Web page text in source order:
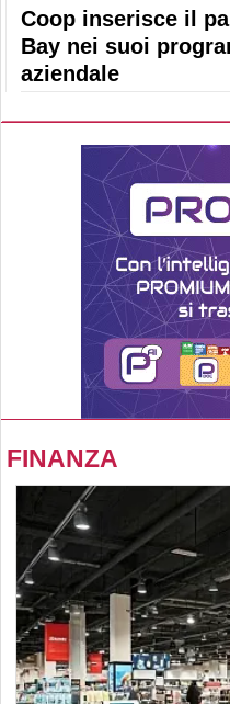
Coop inserisce il
Bay nei suoi
aziendale
FINANZA